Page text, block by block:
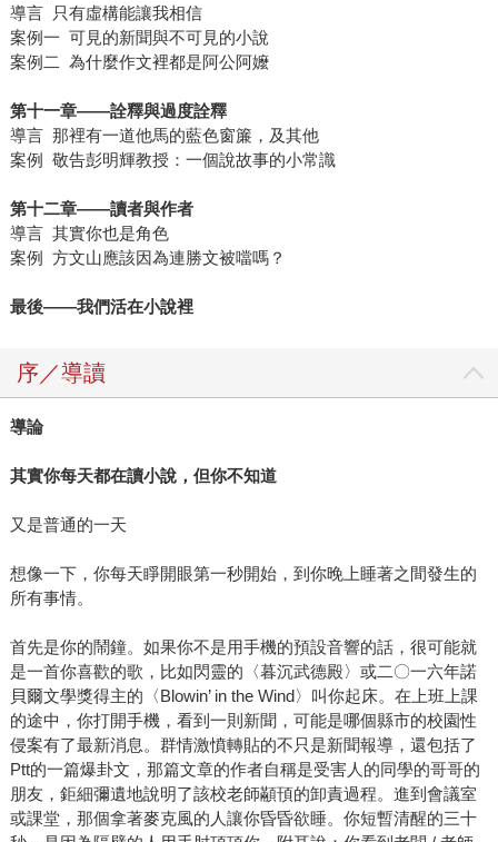
導言 只有虛構能讓我相信
案例一 可見的新聞與不可見的小說
案例二 為什麼作文裡都是阿公阿嬤
第十一章——詮釋與過度詮釋
導言 那裡有一道他馬的藍色窗簾，及其他
案例 敬告彭明輝教授：一個說故事的小常識
第十二章——讀者與作者
導言 其實你也是角色
案例 方文山應該因為連勝文被噹嗎？
最後——我們活在小說裡
序／導讀
導論
其實你每天都在讀小說，但你不知道
又是普通的一天
想像一下，你每天睜開眼第一秒開始，到你晚上睡著之間發生的
所有事情。
首先是你的鬧鐘。如果你不是用手機的預設音響的話，很可能就
是一首你喜歡的歌，比如閃靈的〈暮沉武德殿〉或二〇一六年諾
貝爾文學獎得主的〈Blowin’ in the Wind〉叫你起床。在上班上課
的途中，你打開手機，看到一則新聞，可能是哪個縣市的校園性
侵案有了最新消息。群情激憤轉貼的不只是新聞報導，還包括了
Ptt的一篇爆卦文，那篇文章的作者自稱是受害人的同學的哥哥的
朋友，鉅細彌遺地說明了該校老師顢頇的卸責過程。進到會議室
或課堂，那個拿著麥克風的人讓你昏昏欲睡。你短暫清醒的三十